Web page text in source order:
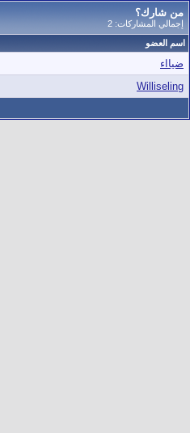
من شارك؟
إجمالي المشاركات: 2
اسم العضو
ضيااء
Williseling